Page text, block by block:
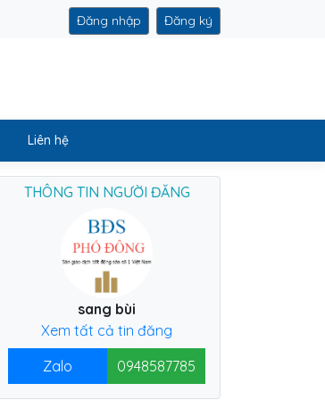
Đăng nhập Đăng ký
Liên hệ
THÔNG TIN NGƯỜI ĐĂNG
sang bùi
Xem tất cả tin đăng
Zalo
0948587785